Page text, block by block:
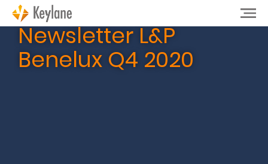
Newsletter L&P
Benelux Q4 2020